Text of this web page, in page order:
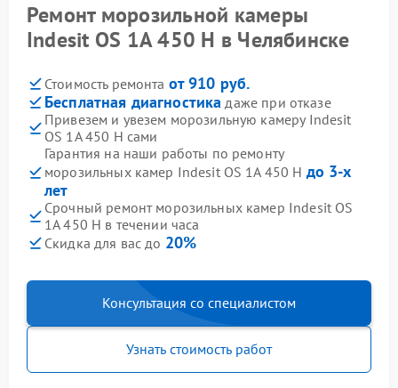
Ремонт морозильной камеры
Indesit OS 1A 450 H в Челябинске
Стоимость ремонта от 910 руб.
Бесплатная диагностика даже при отказе
Привезем и увезем морозильную камеру Indesit
OS 1A 450 H сами
Гарантия на наши работы по ремонту
морозильных камер Indesit OS 1A 450 H до 3-х
лет
Срочный ремонт морозильных камер Indesit OS
1A 450 H в течении часа
Скидка для вас до 20%
Консультация со специалистом
Узнать стоимость работ